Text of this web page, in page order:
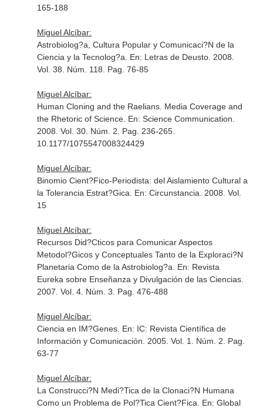
165-188
Miguel Alcíbar:
Astrobiolog?a, Cultura Popular y Comunicaci?N de la
Ciencia y la Tecnolog?a. En: Letras de Deusto. 2008.
Vol. 38. Núm. 118. Pag. 76-85
Miguel Alcíbar:
Human Cloning and the Raelians. Media Coverage and
the Rhetoric of Science. En: Science Communication
2008. Vol. 30. Núm. 2. Pag. 236-265.
10.1177/1075547008324429
Miguel Alcíbar:
Binomio Cient?Fico-Periodista: del Aislamiento Cultural a
la Tolerancia Estrat?Gica. En: Circunstancia . 2008. Vol.
15
Miguel Alcíbar:
Recursos Did?Cticos para Comunicar Aspectos
Metodol?Gicos y Conceptuales Tanto de la Exploraci?N
Planetaria Como de la Astrobiolog?a. En: Revista
Eureka sobre Enseñanza y Divulgación de las Ciencias.
2007. Vol. 4. Núm. 3. Pag. 476-488
Miguel Alcíbar:
Ciencia en IM?Genes. En: IC: Revista Científica de
Información y Comunicación . 2005. Vol. 1. Núm. 2. Pag.
63-77
Miguel Alcíbar:
La Construcci?N Medi?Tica de la Clonaci?N Humana
Como un Problema de Pol?Tica Cient?Fica. En: Global